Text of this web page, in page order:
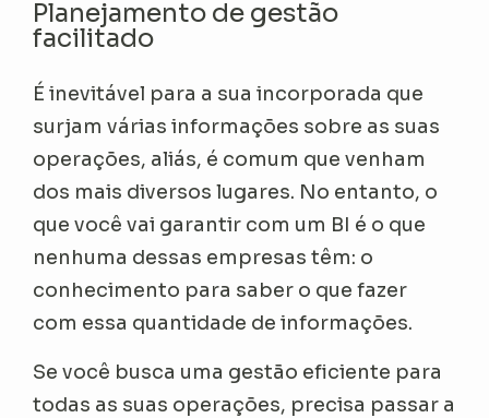
Planejamento de gestão
facilitado
É inevitável para a sua incorporada que
surjam várias informações sobre as suas
operações, aliás, é comum que venham
dos mais diversos lugares. No entanto, o
que você vai garantir com um BI é o que
nenhuma dessas empresas têm: o
conhecimento para saber o que fazer
com essa quantidade de informações.
Se você busca uma gestão eficiente para
todas as suas operações, precisa passar a